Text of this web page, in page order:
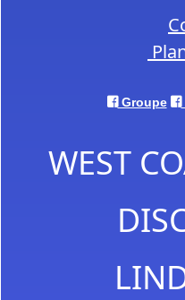
Groupe
WEST